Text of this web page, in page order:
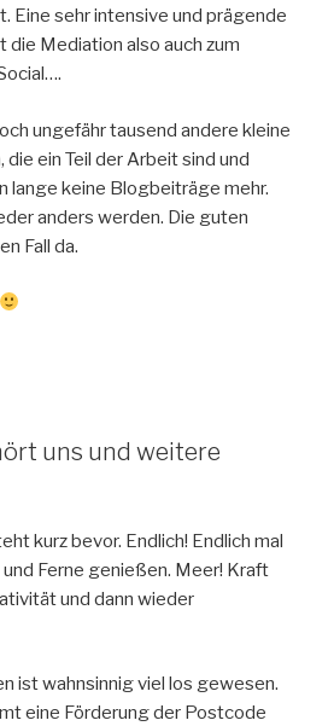
Eine sehr intensive und prägende
Mediation also auch zum
ungefähr tausend andere kleine
ein Teil der Arbeit sind und
lange keine Blogbeiträge mehr.
anders werden. Die guten
Fall da.
uns und weitere
kurz bevor. Endlich! Endlich mal
Ferne genießen. Meer! Kraft
und dann wieder
ist wahnsinnig viel los gewesen.
eine Förderung der Postcode